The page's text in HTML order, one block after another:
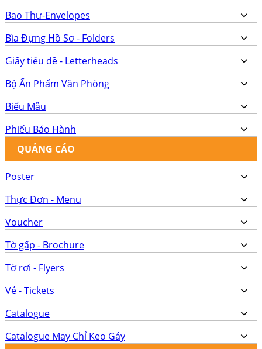
Bao Thư-Envelopes
Bìa Đựng Hồ Sơ - Folders
Giấy tiêu đề - Letterheads
Bộ Ấn Phẩm Văn Phòng
Biểu Mẫu
Phiếu Bảo Hành
QUẢNG CÁO
Poster
Thực Đơn - Menu
Voucher
Tờ gấp - Brochure
Tờ rơi - Flyers
Vé - Tickets
Catalogue
Catalogue May Chỉ Keo Gáy